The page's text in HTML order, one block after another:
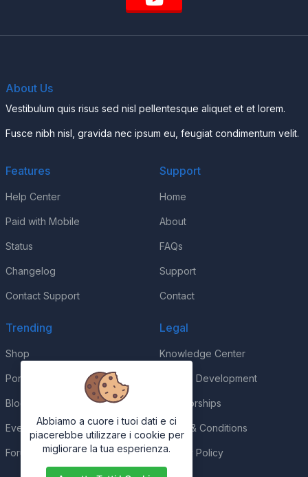
About Us
Vestibulum quis risus sed nisl pellentesque aliquet et et lorem.
Fusce nibh nisl, gravida nec ipsum eu, feugiat condimentum velit.
Features
Help Center
Paid with Mobile
Status
Changelog
Contact Support
Support
Home
About
FAQs
Support
Contact
Trending
Shop
Portfolio
Blog
Events
Forums
Legal
Knowledge Center
Custom Development
Sponsorships
Terms & Conditions
Privacy Policy
Abbiamo a cuore i tuoi dati e ci
piacerebbe utilizzare i cookie per
migliorare la tua esperienza.